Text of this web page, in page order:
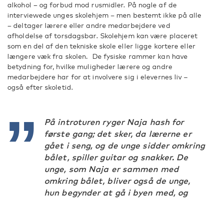
alkohol – og forbud mod rusmidler. På nogle af de
interviewede unges skolehjem – men bestemt ikke på alle
– deltager lærere eller andre medarbejdere ved
afholdelse af torsdagsbar. Skolehjem kan være placeret
som en del af den tekniske skole eller ligge kortere eller
længere væk fra skolen. De fysiske rammer kan have
betydning for, hvilke muligheder lærere og andre
medarbejdere har for at involvere sig i elevernes liv –
også efter skoletid.
På introturen ryger Naja hash for
første gang; det sker, da lærerne er
gået i seng, og de unge sidder omkring
bålet, spiller guitar og snakker. De
unge, som Naja er sammen med
omkring bålet, bliver også de unge,
hun begynder at gå i byen med, og